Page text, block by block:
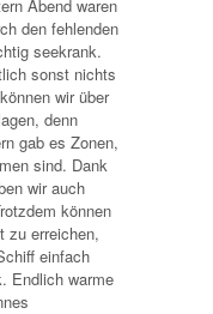
Abend waren
den fehlenden
seekrank.
sonst nichts
wir über
denn
gab es Zonen,
sind. Dank
wir auch
können
zu erreichen,
einfach
Endlich warme